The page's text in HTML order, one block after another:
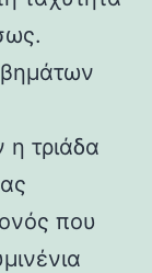
η τριάδα
που